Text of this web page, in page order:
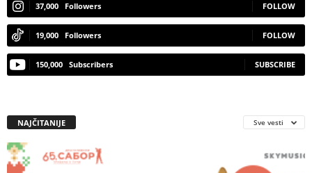
37,000 Followers FOLLOW
19,000 Followers FOLLOW
150,000 Subscribers SUBSCRIBE
NAJČITANIJE Sve vesti